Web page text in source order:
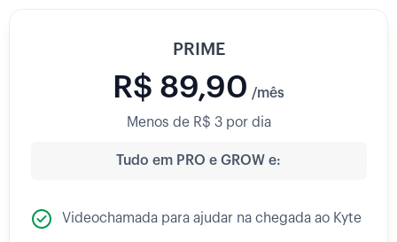
PRIME
R$ 89,90 /mês
Menos de R$ 3 por dia
Tudo em PRO e GROW e:
Videochamada para ajudar na chegada ao Kyte